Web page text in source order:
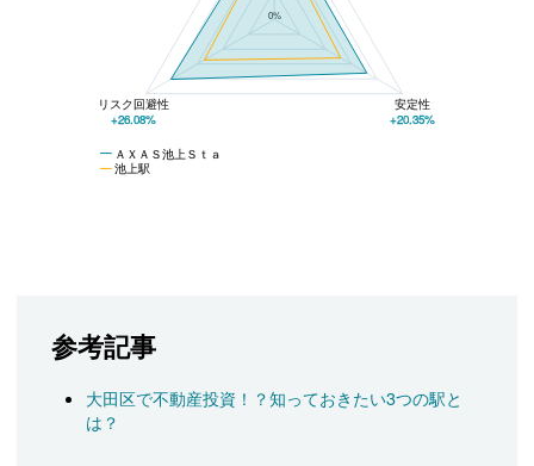
0%
ＡＸＡＳ池上Ｓｔａ
池上駅
リスク回避性
+26.08%
安定性
+20.35%
参考記事
大田区で不動産投資！？知っておきたい3つの駅と
は？